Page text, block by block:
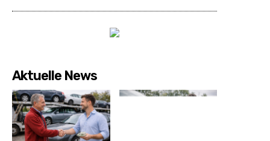
Aktuelle News